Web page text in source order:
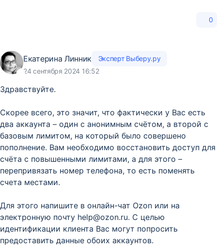
0
Екатерина Линник
Эксперт Выберу.ру
24 сентября 2024 16:52
Здравствуйте.
Скорее всего, это значит, что фактически у Вас есть
два аккаунта – один с анонимным счётом, а второй с
базовым лимитом, на который было совершено
пополнение. Вам необходимо восстановить доступ для
счёта с повышенными лимитами, а для этого –
перепривязать номер телефона, то есть поменять
счета местами.
Для этого напишите в онлайн-чат Ozon или на
электронную почту help@ozon.ru. С целью
идентификации клиента Вас могут попросить
предоставить данные обоих аккаунтов.